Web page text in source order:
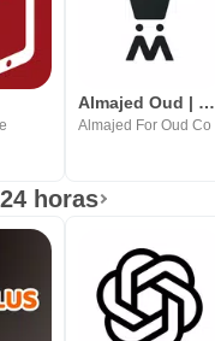
Almajed Oud | الماجد للعود
Almajed For Oud Co
horas